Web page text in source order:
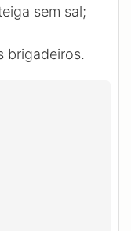
sem sal;
brigadeiros.